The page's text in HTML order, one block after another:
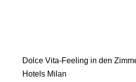
Dolce Vita-Feeling in den
Hotels Milan